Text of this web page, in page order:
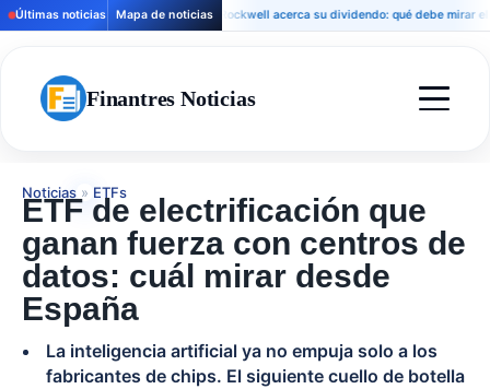
Últimas noticias Mapa de noticiasRockwell acerca su dividendo: qué debe mirar el
Finantres Noticias
Noticias » ETFs
ETF de electrificación que
ganan fuerza con centros de
datos: cuál mirar desde
España
La inteligencia artificial ya no empuja solo a los
fabricantes de chips. El siguiente cuello de botella